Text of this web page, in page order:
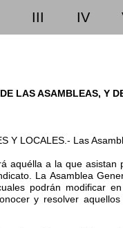
III IV
LAS ASAMBLEAS, Y
Y LOCALES.- Las
aquélla a la que
La Asamblea
podrán modificar
y resolver